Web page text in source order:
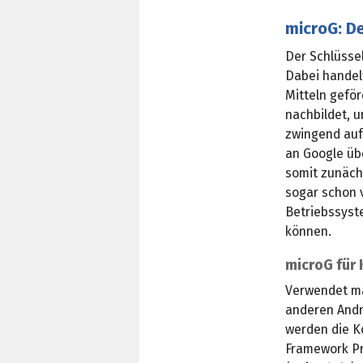
microG:
Der
Dabei
Mitteln
nachbildet,
zwingend
an Google
somit
sogar schon
können.
microG für
Verwendet
anderen
werden die
Framework